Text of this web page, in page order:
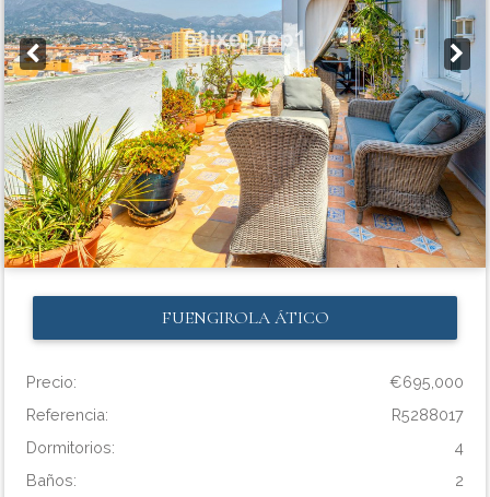
FUENGIROLA ÁTICO
Precio:
€695,000
Referencia:
R5288017
Dormitorios:
4
Baños:
2